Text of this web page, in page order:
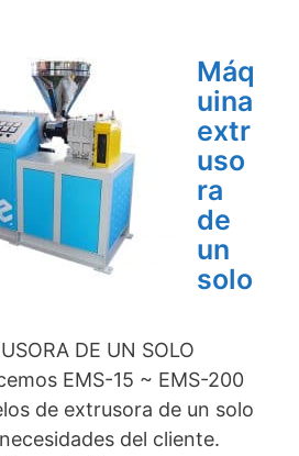
Máq
uina
extr
uso
ra
de
un
solo
DE UN SOLO
EMS-15 ~ EMS-200
de extrusora de un solo
del cliente.